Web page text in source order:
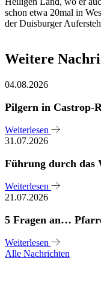
schon etwa 20mal in
der Duisburger
Weitere
04.08.2026
Pilgern in Castrop-
Weiterlesen
31.07.2026
Führung durch das
Weiterlesen
21.07.2026
5 Fragen an…
Weiterlesen
Alle Nachrichten